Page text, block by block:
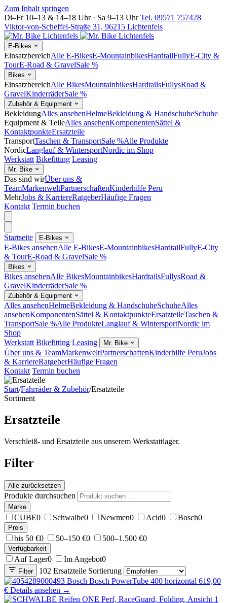
Zum Inhalt springen
Di–Fr 10–13 & 14–18 Uhr · Sa 9–13 Uhr Tel. 09571 757428
Viktor-von-Scheffel-Straße 31, 96215 Lichtenfels
E-Bikes
EinsatzbereichAlle E-BikesE-MountainbikesHardtailFullyE-City &
TourE-Road & GravelSale %
Bikes
EinsatzbereichAlle BikesMountainbikesHardtailsFullysRoad &
GravelKinderräderSale %
Zubehör & Equipment
BekleidungAlles ansehenHelmeBekleidung & HandschuheSchuhe
Equipment & TeileAlles ansehenKomponentenSättel &
KontaktpunkteErsatzteile
TransportTaschen & TransportSale %Alle Produkte
NordicLanglauf & WintersportNordic im Shop
Werkstatt Bikefitting Leasing
Mr. Bike
Das sind wirÜber uns &
TeamMarkenweltPartnerschaftenKinderhilfe Peru
MehrJobs & KarriereRatgeberHäufige Fragen
Kontakt Termin buchen
Startseite E-Bikes
E-Bikes ansehenAlle E-BikesE-MountainbikesHardtailFullyE-City
& TourE-Road & GravelSale %
Bikes
Bikes ansehenAlle BikesMountainbikesHardtailsFullysRoad &
GravelKinderräderSale %
Zubehör & Equipment
Alles ansehenHelmeBekleidung & HandschuheSchuheAlles
ansehenKomponentenSättel & KontaktpunkteErsatzteileTaschen &
TransportSale %Alle ProdukteLanglauf & WintersportNordic im
Shop
Werkstatt Bikefitting Leasing Mr. Bike
Über uns & TeamMarkenweltPartnerschaftenKinderhilfe PeruJobs
& KarriereRatgeberHäufige Fragen
Kontakt Termin buchen
Start/Fahrräder & Zubehör/Ersatzteile
Sortiment
Ersatzteile
Verschleiß- und Ersatzteile aus unserem Werkstattlager.
Filter
Alle zurücksetzen
Produkte durchsuchen
Marke
CUBE0 Schwalbe0 Newmen0 Acid0 Bosch0
Preis
bis 50 €0 50–150 €0 500–1.500 €0
Verfügbarkeit
Auf Lager0 Im Angebot0
Filter 102 Ersatzteile Sortierung
Bosch Bosch PowerTube 400 horizontal 619,00
€ Details ansehen →